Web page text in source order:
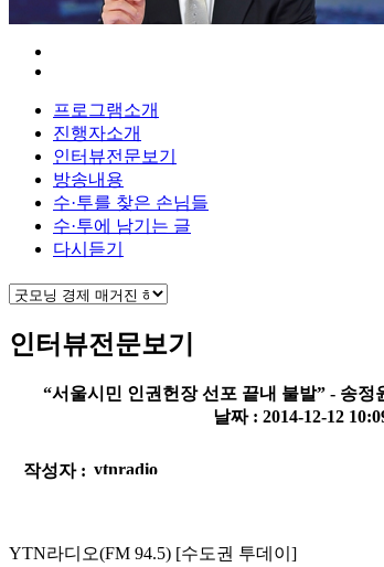
프로그램소개
진행자소개
인터뷰전문보기
방송내용
수·투를 찾은 손님들
수·투에 남기는 글
다시듣기
인터뷰전문보기
“서울시민 인권헌장 선포 끝내 불발” - 송정
작성자 :
날짜 : 2014-12-12
YTN라디오(FM 94.5) [수도권 투데이]